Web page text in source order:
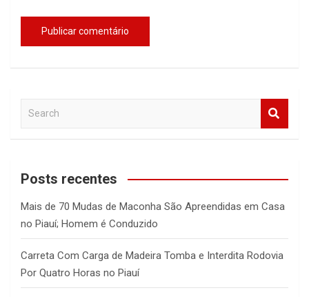
a
c
Posts recentes
Mais de 70 Mudas de Maconha São Apreendidas em Casa
no Piauí; Homem é Conduzido
Carreta Com Carga de Madeira Tomba e Interdita Rodovia
Por Quatro Horas no Piauí